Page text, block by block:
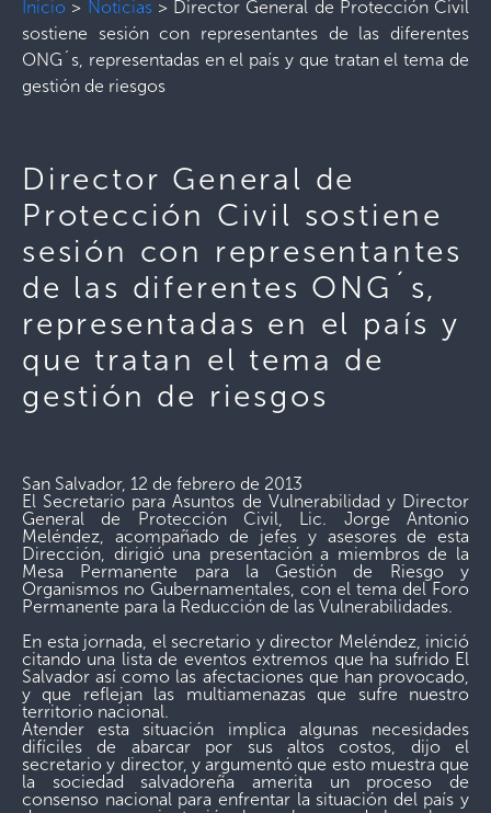
Inicio > Noticias> Director General de Protección Civil
sostiene sesión con representantes de las diferentes
ONG´s, representadas en el país y que tratan el tema de
gestión de riesgos
Director General de
Protección Civil sostiene
sesión con representantes
de las diferentes ONG´s,
representadas en el país y
que tratan el tema de
gestión de riesgos
San Salvador, 12 de febrero de 2013
El Secretario para Asuntos de Vulnerabilidad y Director
General de Protección Civil, Lic. Jorge Antonio
Meléndez, acompañado de jefes y asesores de esta
Dirección, dirigió una presentación a miembros de la
Mesa Permanente para la Gestión de Riesgo y
Organismos no Gubernamentales, con el tema del Foro
Permanente para la Reducción de las Vulnerabilidades.
En esta jornada, el secretario y director Meléndez, inició
citando una lista de eventos extremos que ha sufrido El
Salvador así como las afectaciones que han provocado,
y que reflejan las multiamenazas que sufre nuestro
territorio nacional.
Atender esta situación implica algunas necesidades
difíciles de abarcar por sus altos costos, dijo el
secretario y director, y argumentó que esto muestra que
la sociedad salvadoreña amerita un proceso de
consenso nacional para enfrentar la situación del país y